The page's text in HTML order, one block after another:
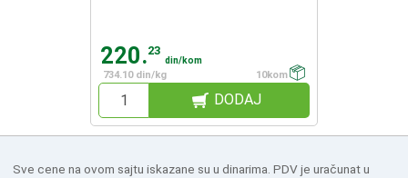
220.23
din/kom
734.10 din/kg
10kom
DODAJ
Sve cene na ovom sajtu iskazane su u dinarima. PDV je uračunat u